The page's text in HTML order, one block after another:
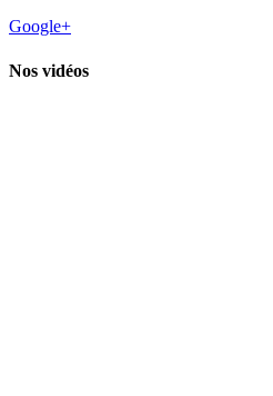
Google+
Nos vidéos